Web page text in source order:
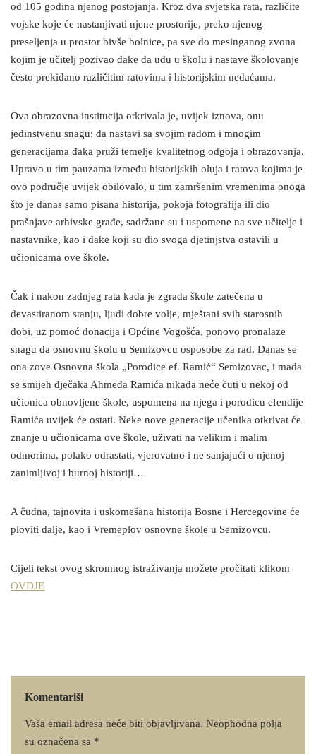
od 105 godina njenog postojanja. Kroz dva svjetska rata, različite
vojske koje će nastanjivati njene prostorije, preko njenog
preseljenja u prostor bivše bolnice, pa sve do mesinganog zvona
kojim je učitelj pozivao đake da uđu u školu i nastave školovanje
često prekidano različitim ratovima i historijskim nedaćama.
Ova obrazovna institucija otkrivala je, uvijek iznova, onu
jedinstvenu snagu: da nastavi sa svojim radom i mnogim
generacijama đaka pruži temelje kvalitetnog odgoja i obrazovanja.
Upravo u tim pauzama između historijskih oluja i ratova kojima je
ovo područje uvijek obilovalo, u tim zamršenim vremenima onoga
što je danas samo pisana historija, pokoja fotografija ili dio
prašnjave arhivske građe, sadržane su i uspomene na sve učitelje i
nastavnike, kao i đake koji su dio svoga djetinjstva ostavili u
učionicama ove škole.
Čak i nakon zadnjeg rata kada je zgrada škole zatečena u
devastiranom stanju, ljudi dobre volje, mještani svih starosnih
dobi, uz pomoć donacija i Općine Vogošća, ponovo pronalaze
snagu da osnovnu školu u Semizovcu osposobe za rad. Danas se
ona zove Osnovna škola „Porodice ef. Ramić“ Semizovac, i mada
se smijeh dječaka Ahmeda Ramića nikada neće čuti u nekoj od
učionica obnovljene škole, uspomena na njega i porodicu efendije
Ramića uvijek će ostati. Neke nove generacije učenika otkrivat će
znanje u učionicama ove škole, uživati na velikim i malim
odmorima, polako odrastati, vjerovatno i ne sanjajući o njenoj
zanimljivoj i burnoj historiji…
A čudna, tajnovita i uskomešana historija Bosne i Hercegovine će
ploviti dalje, kao i Vremeplov osnovne škole u Semizovcu.
Cijeli tekst ovog skromnog istraživanja možete pročitati klikom
OVDJE
Komentariši
Vaša email adresa neće biti objavljivana. Neophodna polja
su označena sa *